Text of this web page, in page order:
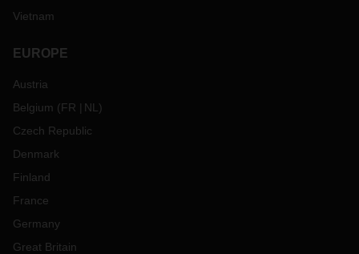
Vietnam
EUROPE
Austria
Belgium (FR NL )
Czech Republic
Denmark
Finland
France
Germany
Great Britain